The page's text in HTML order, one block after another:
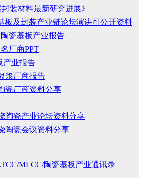
装材料最新研究进展》
板及封装产业链论坛演讲可公开资料
瓷基板产业报告
厂商PPT
产业报告
浆厂商报告
瓷厂商资料分享
陶瓷产业论坛资料分享
陶瓷会议资料分享
MLCC/陶瓷基板产业通讯录